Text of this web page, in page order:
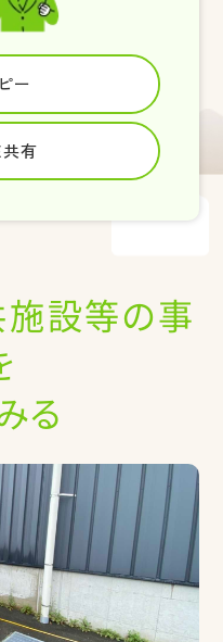
ー
有
施設等の事
る